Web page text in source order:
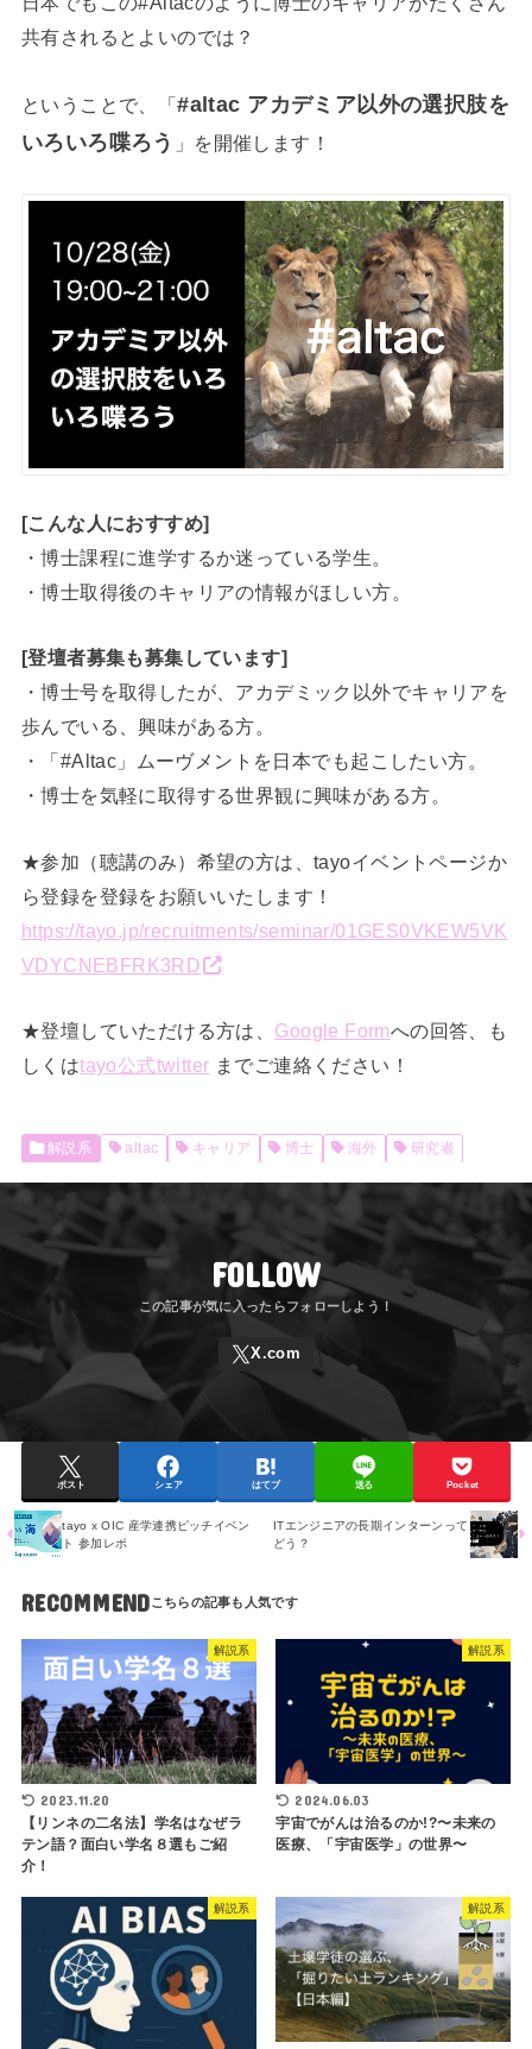
共有されるとよいのでは？
ということで、「#altac アカデミア以外の選択肢を
いろいろ喋ろう
」を開催します！
[こんな人におすすめ]
・博士課程に進学するか迷っている学生。
・博士取得後のキャリアの情報がほしい方。
[登壇者募集も募集しています]
・博士号を取得したが、アカデミック以外でキャリアを
歩んでいる、興味がある方。
・「#Altac」ムーヴメントを日本でも起こしたい方。
・博士を気軽に取得する世界観に興味がある方。
★参加（聴講のみ）希望の方は、tayoイベントページか
ら登録を登録をお願いいたします！
https://tayo.jp/recruitments/seminar/01GES0VKEW5VK
VDYCNEBFRK3RD
★登壇していただける方は、 Google Formへの回答、も
しくはtayo公式twitter までご連絡ください！
解説系 altac キャリア 博士 海外 研究者
FOLLOW
ポスト シェア はてブ 送る Pocket
tayo x OIC 産学連携ピッチイベン
ト 参加レポ
ITエンジニアの長期インターンって
どう？
RECOMMEND
解説系
2023.11.20
【リンネの二名法】学名はなぜラ
テン語？面白い学名８選もご紹
介！
解説系
2024.06.03
宇宙でがんは治るのか!?〜未来の
医療、「宇宙医学」の世界〜
解説系 解説系